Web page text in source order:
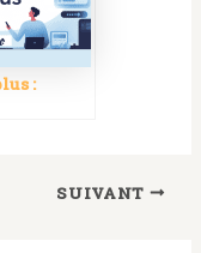
:
SUIVANT